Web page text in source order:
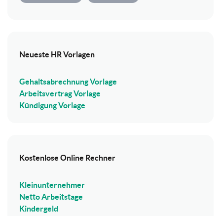
Neueste HR Vorlagen
Gehaltsabrechnung Vorlage
Arbeitsvertrag Vorlage
Kündigung Vorlage
Kostenlose Online Rechner
Kleinunternehmer
Netto Arbeitstage
Kindergeld